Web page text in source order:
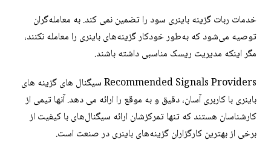
خدمات ربات گزینه باینری سود را تضمین نمی کند. به معامله‌گران
توصیه می‌شود که به‌طور خودکار گزینه‌های باینری را معامله نکنند،
مگر اینکه مدیریت ریسک مناسبی داشته باشند.
Recommended Signals Providers سیگنال های گزینه های
باینری با کاربری آسان، دقیق و به موقع را ارائه می دهد. آنها تیمی از
کارشناسان هستند که تنها تمرکزشان ارائه سیگنال‌های با کیفیت از
برخی از بهترین کارگزاران گزینه‌های باینری در صنعت است.